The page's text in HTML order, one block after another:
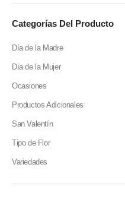
Categorías Del Producto
Día de la Madre
Día de la Mujer
Ocasiones
Productos Adicionales
San Valentín
Tipo de Flor
Variedades